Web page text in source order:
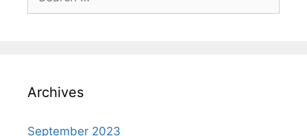
Archives
September 2023